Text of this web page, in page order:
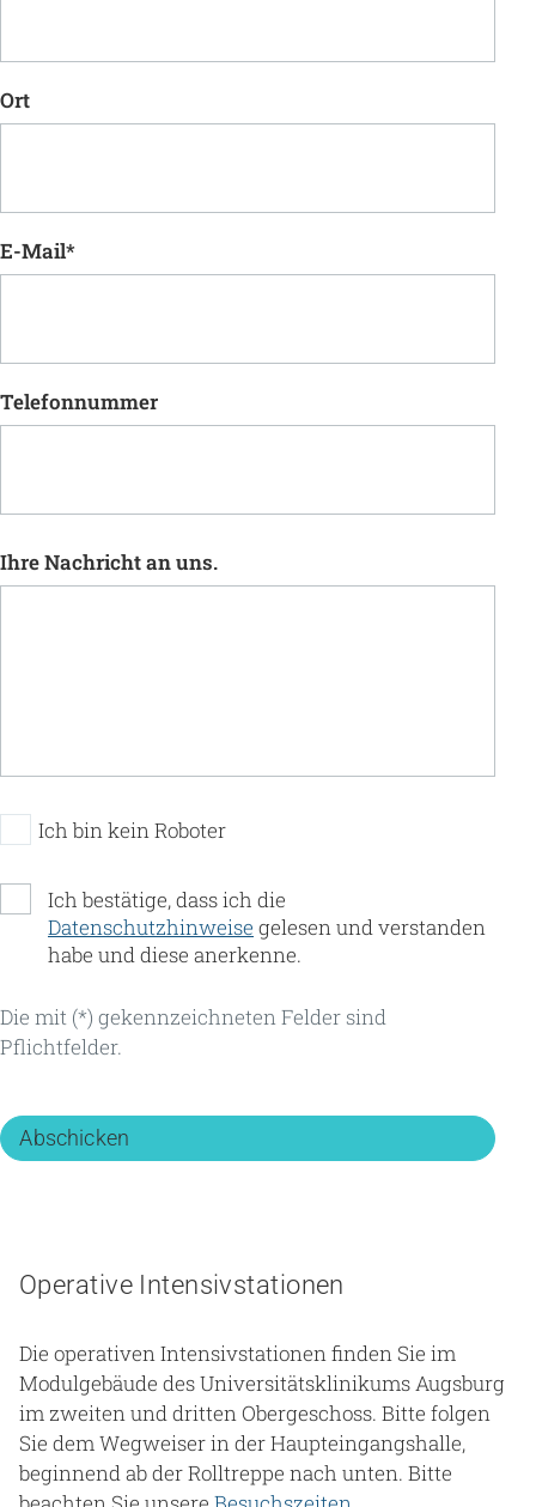
Ort
E-Mail*
Telefonnummer
Ihre Nachricht an uns.
Ich bin kein Roboter
Ich bestätige, dass ich die
Datenschutzhinweise gelesen und verstanden
habe und diese anerkenne.
Die mit (*) gekennzeichneten Felder sind
Pflichtfelder.
Operative Intensivstationen
Die operativen Intensivstationen finden Sie im
Modulgebäude des Universitätsklinikums Augsburg
im zweiten und dritten Obergeschoss. Bitte folgen
Sie dem Wegweiser in der Haupteingangshalle,
beginnend ab der Rolltreppe nach unten. Bitte